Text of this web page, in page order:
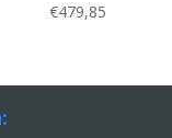
€479,85